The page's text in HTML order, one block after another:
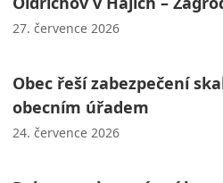
27. července 2026
Obec řeší zabezpečení
obecním úřadem
24. července 2026